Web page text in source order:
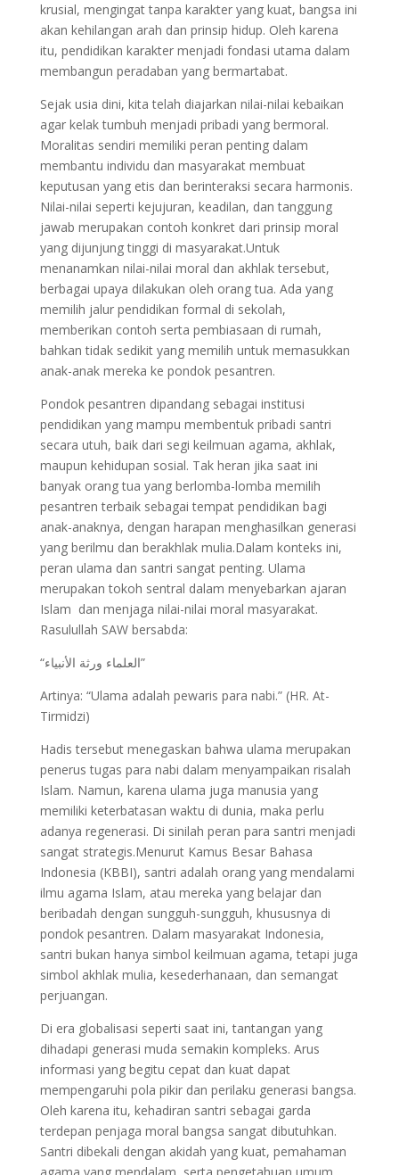
krusial, mengingat tanpa karakter yang kuat, bangsa ini
akan kehilangan arah dan prinsip hidup. Oleh karena
itu, pendidikan karakter menjadi fondasi utama dalam
membangun peradaban yang bermartabat.
Sejak usia dini, kita telah diajarkan nilai-nilai kebaikan
agar kelak tumbuh menjadi pribadi yang bermoral.
Moralitas sendiri memiliki peran penting dalam
membantu individu dan masyarakat membuat
keputusan yang etis dan berinteraksi secara harmonis.
Nilai-nilai seperti kejujuran, keadilan, dan tanggung
jawab merupakan contoh konkret dari prinsip moral
yang dijunjung tinggi di masyarakat.Untuk
menanamkan nilai-nilai moral dan akhlak tersebut,
berbagai upaya dilakukan oleh orang tua. Ada yang
memilih jalur pendidikan formal di sekolah,
memberikan contoh serta pembiasaan di rumah,
bahkan tidak sedikit yang memilih untuk memasukkan
anak-anak mereka ke pondok pesantren.
Pondok pesantren dipandang sebagai institusi
pendidikan yang mampu membentuk pribadi santri
secara utuh, baik dari segi keilmuan agama, akhlak,
maupun kehidupan sosial. Tak heran jika saat ini
banyak orang tua yang berlomba-lomba memilih
pesantren terbaik sebagai tempat pendidikan bagi
anak-anaknya, dengan harapan menghasilkan generasi
yang berilmu dan berakhlak mulia.Dalam konteks ini,
peran ulama dan santri sangat penting. Ulama
merupakan tokoh sentral dalam menyebarkan ajaran
Islam dan menjaga nilai-nilai moral masyarakat.
Rasulullah SAW bersabda:
“العلماء ورثة الأنبياء”
Artinya: “Ulama adalah pewaris para nabi.” (HR. At-
Tirmidzi)
Hadis tersebut menegaskan bahwa ulama merupakan
penerus tugas para nabi dalam menyampaikan risalah
Islam. Namun, karena ulama juga manusia yang
memiliki keterbatasan waktu di dunia, maka perlu
adanya regenerasi. Di sinilah peran para santri menjadi
sangat strategis.Menurut Kamus Besar Bahasa
Indonesia (KBBI), santri adalah orang yang mendalami
ilmu agama Islam, atau mereka yang belajar dan
beribadah dengan sungguh-sungguh, khususnya di
pondok pesantren. Dalam masyarakat Indonesia,
santri bukan hanya simbol keilmuan agama, tetapi juga
simbol akhlak mulia, kesederhanaan, dan semangat
perjuangan.
Di era globalisasi seperti saat ini, tantangan yang
dihadapi generasi muda semakin kompleks. Arus
informasi yang begitu cepat dan kuat dapat
mempengaruhi pola pikir dan perilaku generasi bangsa.
Oleh karena itu, kehadiran santri sebagai garda
terdepan penjaga moral bangsa sangat dibutuhkan.
Santri dibekali dengan akidah yang kuat, pemahaman